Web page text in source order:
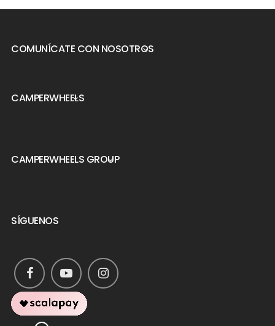
COMUNÍCATE CON NOSOTROS

CAMPERWHEELS

CAMPERWHEELS GROUP

SÍGUENOS